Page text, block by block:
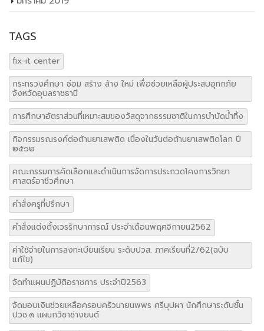
TAGS
fix-it center
กระทรวงศึกษา ซ่อม สร้าง ล้าง ใหม่ เพื่อช่วยเหลือผู้ประสบอุทกภัย
จังหวัดอุบลราชธานี
การศึกษาอัตราส่วนที่เหมาะสมของวัสดุจากธรรมชาติในการบำบัดน้ำทิ้ง
กิจกรรมรณรงค์ต่อต้านยาเสพติด เนื่องในวันต่อต้านยาเสพติดโลก ปี
๒๕๖๒
คณะกรรมการคัดเลือกและดำเนินการจัดการประกวดโคงการวิทยา
ศาสตร์อาชีวศึกษา
คำสั่งครูที่ปรึกษา
คำสั่งแต่งตั้งเวรรักษาการณ์ ประจำเดือนพฤศจิกายน2562
ค่าใช้จ่ายในการลงทะเบียนเรียน ระดับปวส. ภาคเรียนที่2/62(ฉบับ
แก้ไข)
จัดทำแผนปฏิบัติอราชการ ประจำปี2563
จัดมอบเงินช่วยเหลือครอบครัวนายนพพร ศรีบุปผา นักศึกษาระดับชั้น
ปวช.๓ แผนกวิชาช่างยนต์